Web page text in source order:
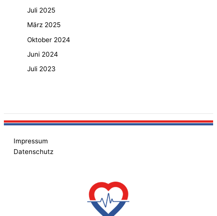
Juli 2025
März 2025
Oktober 2024
Juni 2024
Juli 2023
Impressum
Datenschutz